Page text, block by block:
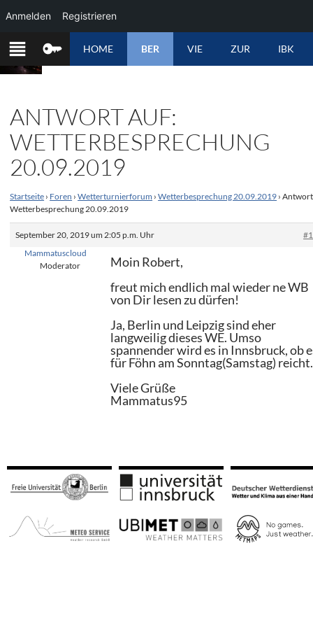
ZUM
INHALT
SPRINGEN
HOME BER VIE ZUR IBK
ANTWORT AUF:
WETTERBESPRECHUNG
20.09.2019
Startseite › Foren › Wetterturnierforum › Wetterbesprechung 20.09.2019 ›
Wetterbesprechung 20.09.2019
September 20, 2019 um 2:05 p.m. Uhr
Mammatuscloud
Moderator
Moin Robert,
freut mich endlich mal wieder ne WB
von Dir lesen zu dürfen!
Ja, Berlin und Leipzig sind eher
langweilig dieses WE. Umso
spannender wird es in Innsbruck, ob
für Föhn am Sonntag(Samstag) reicht.
Viele Grüße
Mammatus95
Anmelden Registrieren